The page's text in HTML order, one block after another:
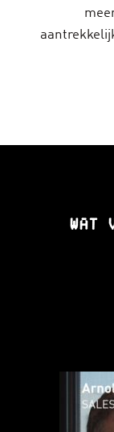
Wat